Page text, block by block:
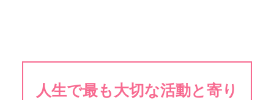
人生で最も大切な活動と寄り